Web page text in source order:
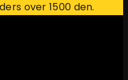
over 1500 den.